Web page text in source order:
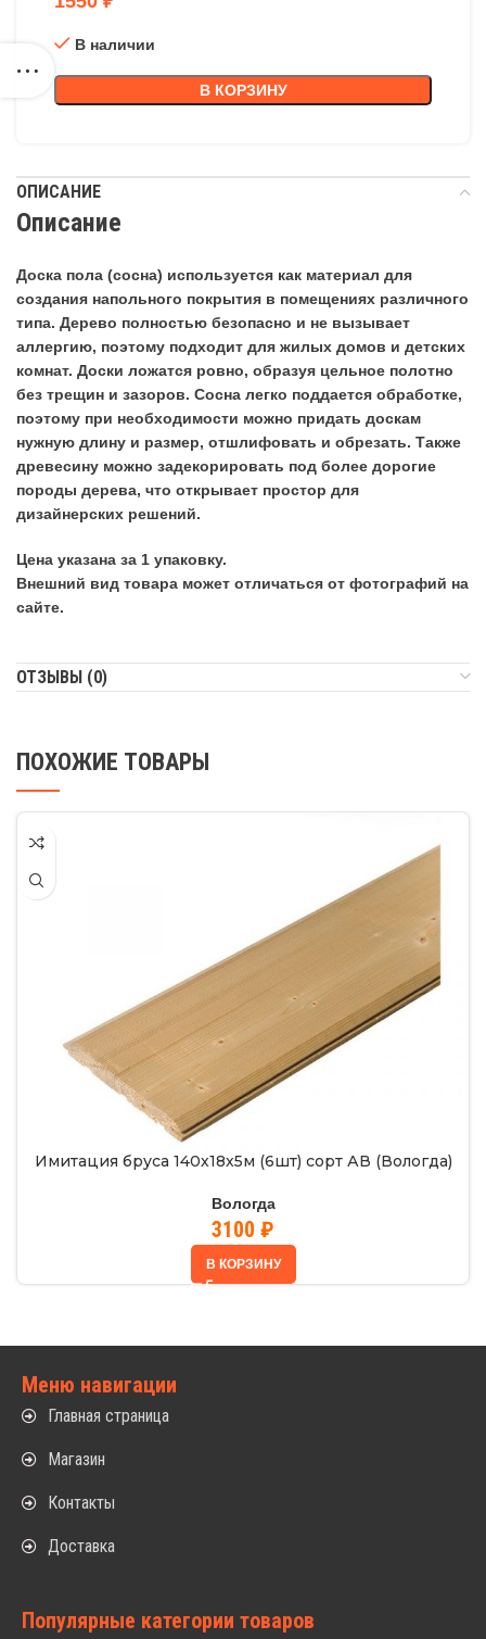
В наличии
В КОРЗИНУ
ОПИСАНИЕ
Описание
Доска пола (сосна) используется как материал для
создания напольного покрытия в помещениях различного
типа. Дерево полностью безопасно и не вызывает
аллергию, поэтому подходит для жилых домов и детских
комнат. Доски ложатся ровно, образуя цельное полотно
без трещин и зазоров. Сосна легко поддается обработке,
поэтому при необходимости можно придать доскам
нужную длину и размер, отшлифовать и обрезать. Также
древесину можно задекорировать под более дорогие
породы дерева, что открывает простор для
дизайнерских решений.
Цена указана за 1 упаковку.
Внешний вид товара может отличаться от фотографий на
сайте.
ОТЗЫВЫ (0)
ПОХОЖИЕ ТОВАРЫ
Имитация бруса 140х18х5м (6шт) сорт АВ (Вологда)
Вологда
3100 ₽
В КОРЗИНУ
Меню навигации
Главная страница
Магазин
Контакты
Доставка
Популярные категории товаров